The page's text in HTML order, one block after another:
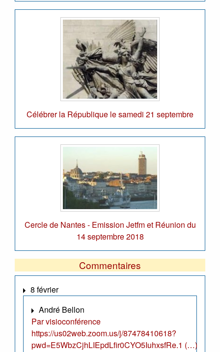
Célébrer la République le samedi 21 septembre
Cercle de Nantes - Emission Jetfm et Réunion du
14 septembre 2018
Commentaires
8 février
André Bellon
Par visioconférence
https://us02web.zoom.us/j/87478410618?
pwd=E5WbzCjhLIEpdLfir0CYO5IuhxsfRe.1 (…)